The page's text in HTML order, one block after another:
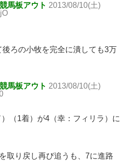
馬板アウト 2013/08/10(土)
ろの小牧を完全に潰しても3万
馬板アウト 2013/08/10(土)
（1着）が4（幸：フィリラ）に
取り戻し再び追うも、7に進路